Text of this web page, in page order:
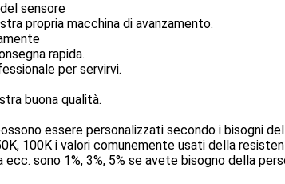
sensore
propria macchina di avanzamento.
rapida.
per servirvi.
buona qualità.
essere personalizzati secondo i bisogni
100K i valori comunemente usati della
sono 1%, 3%, 5% se avete bisogno della